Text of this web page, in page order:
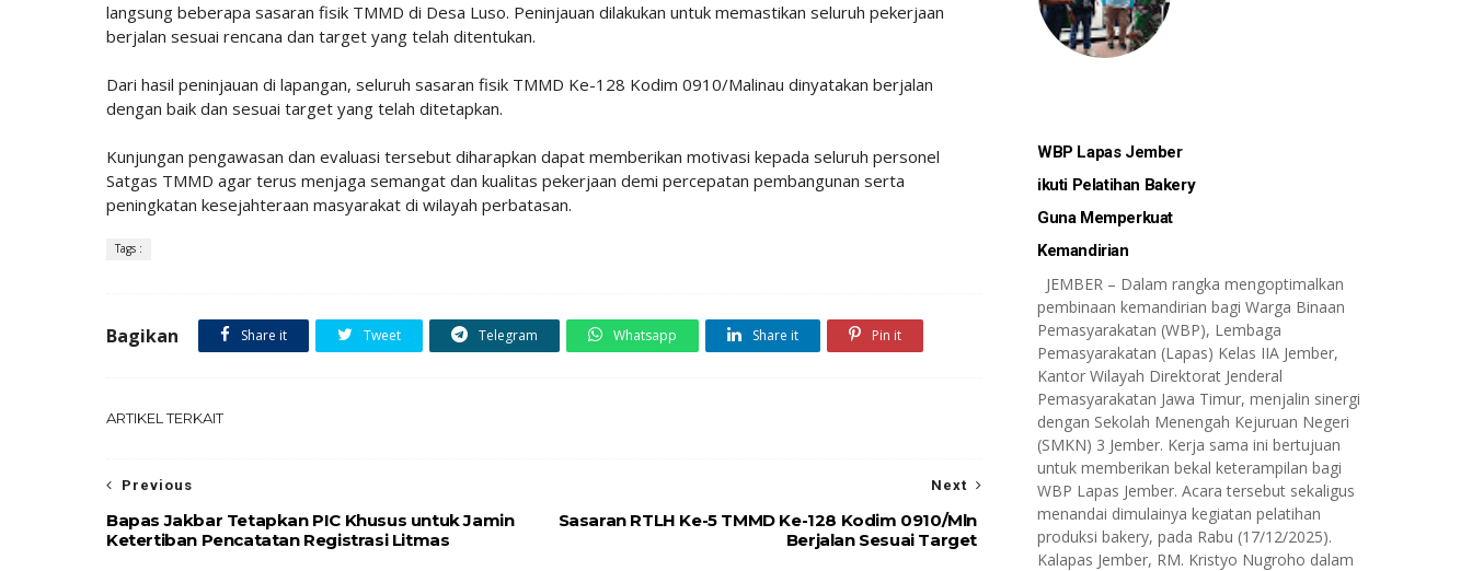
langsung beberapa sasaran fisik TMMD di Desa Luso. Peninjauan dilakukan untuk memastikan seluruh pekerjaan
berjalan sesuai rencana dan target yang telah ditentukan.
Dari hasil peninjauan di lapangan, seluruh sasaran fisik TMMD Ke-128 Kodim 0910/Malinau dinyatakan berjalan
dengan baik dan sesuai target yang telah ditetapkan.
Kunjungan pengawasan dan evaluasi tersebut diharapkan dapat memberikan motivasi kepada seluruh personel
Satgas TMMD agar terus menjaga semangat dan kualitas pekerjaan demi percepatan pembangunan serta
peningkatan kesejahteraan masyarakat di wilayah perbatasan.
Tags :
Bagikan Share it Tweet Telegram Whatsapp Share it Pin it
ARTIKEL TERKAIT
Next
Sasaran RTLH Ke-5 TMMD Ke-128 Kodim 0910/Mln
Berjalan Sesuai Target
Previous
Bapas Jakbar Tetapkan PIC Khusus untuk Jamin
Ketertiban Pencatatan Registrasi Litmas
WBP Lapas Jember
ikuti Pelatihan Bakery
Guna Memperkuat
Kemandirian
JEMBER – Dalam rangka mengoptimalkan
pembinaan kemandirian bagi Warga Binaan
Pemasyarakatan (WBP), Lembaga
Pemasyarakatan (Lapas) Kelas IIA Jember,
Kantor Wilayah Direktorat Jenderal
Pemasyarakatan Jawa Timur, menjalin sinergi
dengan Sekolah Menengah Kejuruan Negeri
(SMKN) 3 Jember. Kerja sama ini bertujuan
untuk memberikan bekal keterampilan bagi
WBP Lapas Jember. Acara tersebut sekaligus
menandai dimulainya kegiatan pelatihan
produksi bakery, pada Rabu (17/12/2025).
Kalapas Jember, RM. Kristyo Nugroho dalam